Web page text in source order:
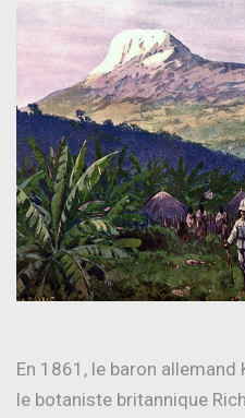
En 1861, le baron allemand
le botaniste britannique